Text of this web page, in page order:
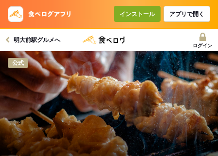
インストール アプリで開く
明大前駅グルメへ
ログイン
公式
コースで使えるクーポン
戻る
クーポンを利用せず予約する